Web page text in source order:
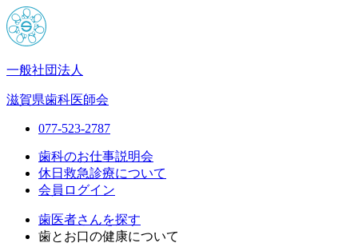
一般社団法人
滋賀県歯科医師会
077-523-2787
歯科のお仕事説明会
休日救急診療について
会員ログイン
歯医者さんを探す
歯とお口の健康について